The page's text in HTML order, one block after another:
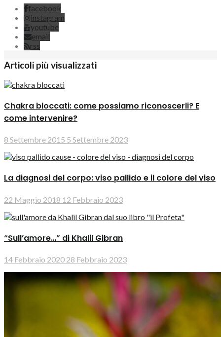
facebook
instagram
youtube
email
rss
Articoli più visualizzati
Chakra bloccati: come possiamo riconoscerli? E
come intervenire?
8 Settembre 2015 5 Settembre 2023
La diagnosi del corpo: viso pallido e il colore del viso
22 Maggio 2018 12 Febbraio 2023
“Sull’amore…” di Khalil Gibran
14 Febbraio 2020 28 Febbraio 2023